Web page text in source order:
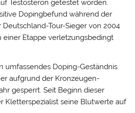
Testosteron getestet worden.
Dopingbefund während der
Deutschland-Tour-Sieger von 2004
einer Etappe verletzungsbedingt
umfassendes Doping-Geständnis
aufgrund der Kronzeugen-
gesperrt. Seit Beginn dieser
Kletterspezialist seine Blutwerte auf